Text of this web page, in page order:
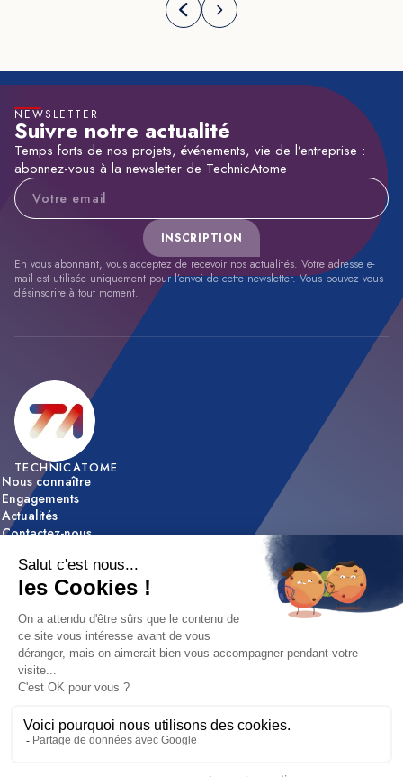
NEWSLETTER
Suivre notre actualité
Temps forts de nos projets, événements, vie de l’entreprise :
abonnez-vous à la newsletter de TechnicAtome
Adresse e-mail
INSCRIPTION
En vous abonnant, vous acceptez de recevoir nos actualités. Votre adresse e-
mail est utilisée uniquement pour l’envoi de cette newsletter. Vous pouvez vous
désinscrire à tout moment.
TECHNICATOME
Nous connaître
Engagements
Actualités
Contactez-nous
Expertise & innovation
Réalisations
NOUS REJOINDRE
Nos métiers
Etapes de recrutement / FAQ
Mentions légales|Déclaration d'accessibilité